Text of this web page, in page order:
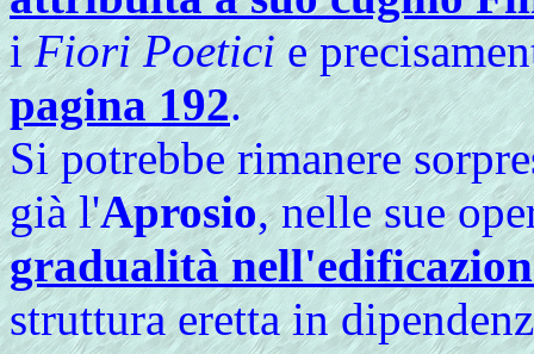
iFiori Poeticie
pagina 192.
Si potrebbe rimanere
già l'Aprosio, nelle sue
gradualità
struttura eretta in